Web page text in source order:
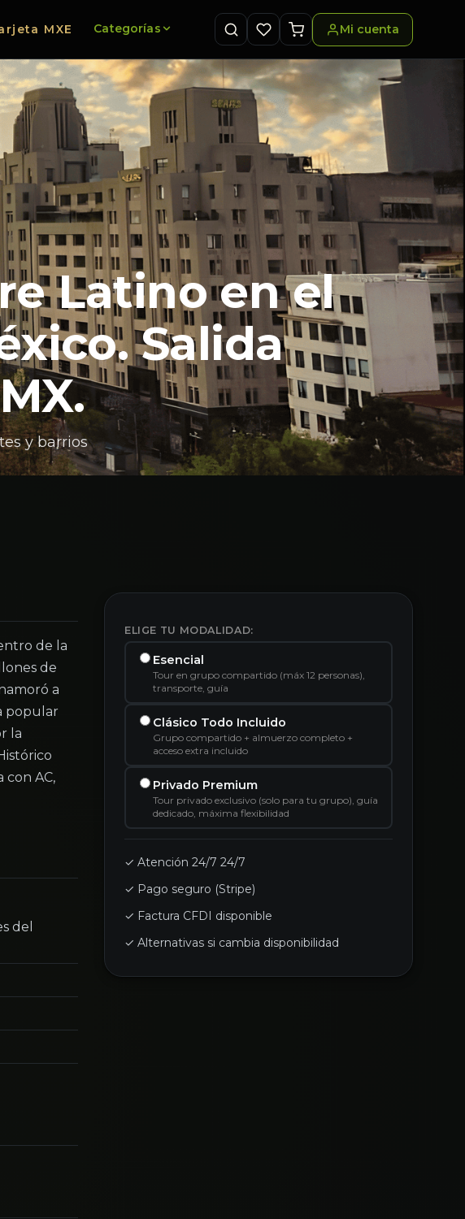
MXE Categorías Mi cuenta
Latino en el
Salida
y barrios
de la
de
a
popular
la
con AC,
del
ELIGE TU MODALIDAD:
Esencial
Tour en grupo compartido (máx 12 personas),
transporte, guía
Clásico Todo Incluido
Grupo compartido + almuerzo completo +
acceso extra incluido
Privado Premium
Tour privado exclusivo (solo para tu grupo), guía
dedicado, máxima flexibilidad
✓ Atención 24/7 24/7
✓ Pago seguro (Stripe)
✓ Factura CFDI disponible
✓ Alternativas si cambia disponibilidad